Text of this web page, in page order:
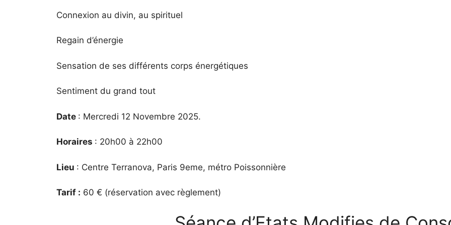
Connexion au divin, au spirituel
Regain d’énergie
Sensation de ses différents corps énergétiques
Sentiment du grand tout
Date : Mercredi 12 Novembre 2025.
Horaires : 20h00 à 22h00
Lieu : Centre Terranova, Paris 9eme, métro Poissonnière
Tarif : 60 € (réservation avec règlement)